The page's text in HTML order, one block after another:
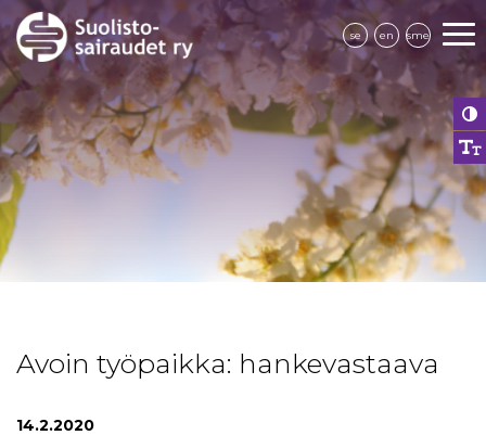
se en sme
Avoin työpaikka: hankevastaava
14.2.2020